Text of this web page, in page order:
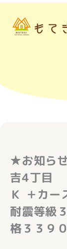
内
★お知ら
吉4丁
Ｋ ＋カ
耐震等級
格３３９